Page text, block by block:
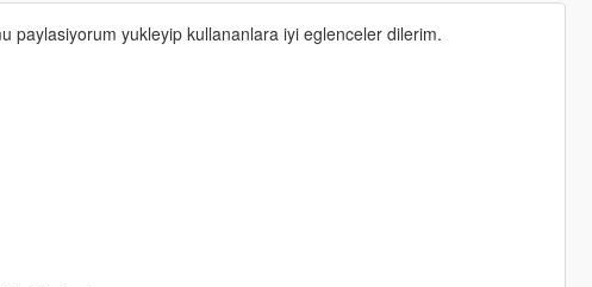
paylasiyorum yukleyip kullananlara iyi eglenceler dilerim.